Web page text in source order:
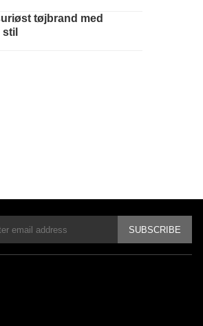
tøjbrand med
SUBSCRIBE